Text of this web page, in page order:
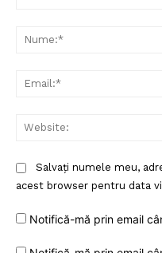
PRESShub
Salvați numele meu,
acest browser pentru data
Notifică-mă prin email